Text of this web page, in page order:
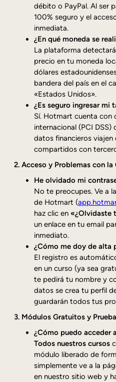
débito o PayPal. Al ser
100% seguro y el
inmediata.
¿En qué moneda se
La plataforma
precio en tu moneda
dólares
bandera del país en el
«Estados Unidos».
¿Es seguro ingresar mi
Sí. Hotmart cuenta con
internacional (PCI
datos financieros viajen
compartidos con
2. Acceso y Problemas con
He olvidado mi
No te preocupes. Ve a
de Hotmart (
haz clic en «¿Olvidaste
un enlace en tu email
inmediato.
¿Cómo me doy de alta
El registro es
en un curso (ya sea
te pedirá tu nombre y
datos se crea tu perfil
guardarán todos tus
3. Módulos Gratuitos y
¿Cómo puedo acceder
Todos nuestros cursos
módulo liberado de
simplemente ve a la
en nuestro sitio web y